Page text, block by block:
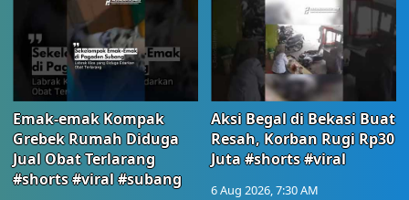
Emak-emak Kompak
Grebek Rumah Diduga
Jual Obat Terlarang
#shorts #viral #subang
Aksi Begal di Bekasi Buat
Resah, Korban Rugi Rp30
Juta #shorts #viral
6 Aug 2026, 7:30 AM